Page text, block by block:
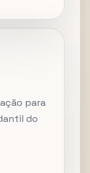
para
do